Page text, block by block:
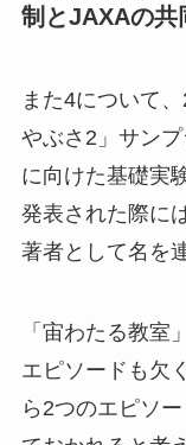
制とJAXAの共
また4について
やぶさ2」サン
に向けた基礎実
発表された際に
著者として名を
「宙わたる教室
エピソードも欠
ら2つのエピソ